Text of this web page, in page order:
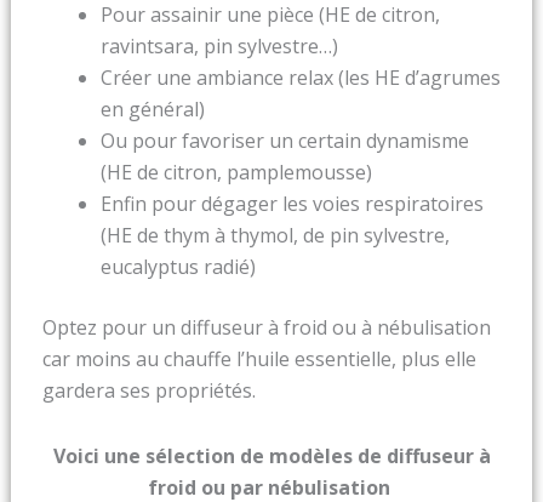
Pour assainir une pièce (HE de citron,
ravintsara, pin sylvestre…)
Créer une ambiance relax (les HE d’agrumes
en général)
Ou pour favoriser un certain dynamisme
(HE de citron, pamplemousse)
Enfin pour dégager les voies respiratoires
(HE de thym à thymol, de pin sylvestre,
eucalyptus radié)
Optez pour un diffuseur à froid ou à nébulisation
car moins au chauffe l’huile essentielle, plus elle
gardera ses propriétés.
Voici une sélection de modèles de diffuseur à
froid ou par nébulisation